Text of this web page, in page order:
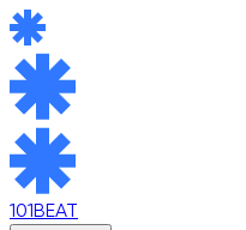
101BEAT